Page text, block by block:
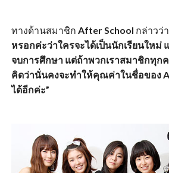
ทางด้านสมาชิก After School กล่าวว่า
หรอกค่ะว่าใครจะได้เป็นนักเรียนใหม่
จบการศึกษา แต่ถ้าพวกเราสมาชิกทุก
คิดว่านั่นคงจะทำให้คุณค่าในชื่อของ
ได้อีกค่ะ”